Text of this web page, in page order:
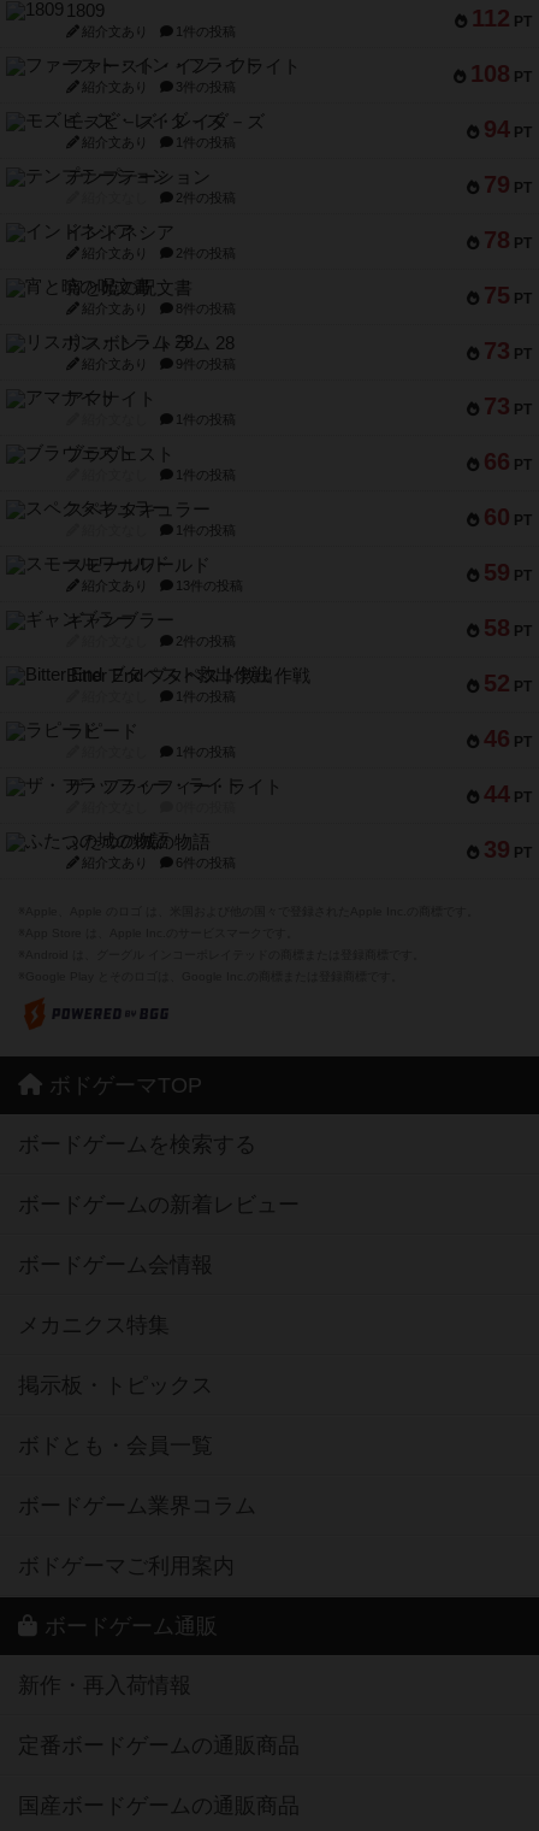
112 PT
1809
紹介文あり 1件の投稿
108 PT
ファースト・イン・フライト
紹介文あり 3件の投稿
94 PT
モズビ－ズ・レイダ－ズ
紹介文あり 1件の投稿
79 PT
テンプテーション
2件の投稿
78 PT
インドネシア
紹介文あり 2件の投稿
75 PT
宵と暁の呪文書
紹介文あり 8件の投稿
73 PT
リスボン・トラム 28
紹介文あり 9件の投稿
73 PT
アマナイト
1件の投稿
66 PT
ブラヴェスト
1件の投稿
60 PT
スペクタキュラー
1件の投稿
59 PT
スモールワールド
紹介文あり 13件の投稿
58 PT
ギャンブラー
2件の投稿
52 PT
Bitter End ブタペスト救出作戦
1件の投稿
46 PT
ラピード
1件の投稿
44 PT
ザ・フラッフィー・ライト
39 PT
ふたつの城の物語
紹介文あり 6件の投稿
ボドゲーマTOP
ボードゲームを検索する
ボードゲームの新着レビュー
ボードゲーム会情報
メカニクス特集
掲示板・トピックス
ボドとも・会員一覧
ボードゲーム業界コラム
ボドゲーマご利用案内
ボードゲーム通販
新作・再入荷情報
定番ボードゲームの通販商品
国産ボードゲームの通販商品